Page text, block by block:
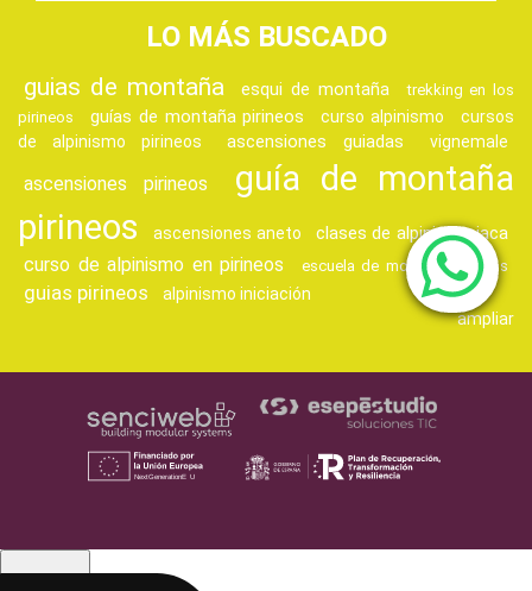
LO MÁS BUSCADO
guias de montaña esqui de montaña
trekking en los
pirineos
guías de montaña pirineos curso alpinismo
cursos
de alpinismo pirineos
ascensiones guiadas vignemale
ascensiones pirineos
guía de montaña
pirineos
ascensiones aneto clases de alpinismo jaca
curso de alpinismo en pirineos escuela de montaña pirineos
guias pirineos
alpinismo iniciación
ampliar